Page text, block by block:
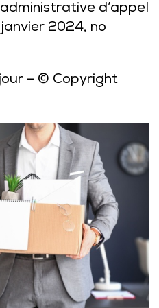
d’appel
2024, no
– © Copyright